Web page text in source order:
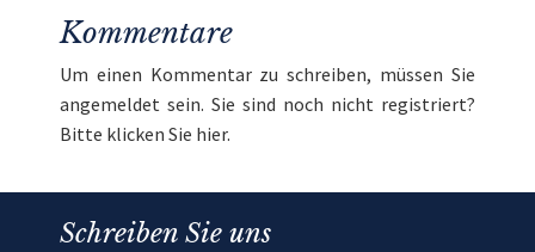
Kommentare
Um einen Kommentar zu schreiben, müssen Sie
angemeldet sein. Sie sind noch nicht registriert?
Bitte klicken Sie hier.
Schreiben Sie uns